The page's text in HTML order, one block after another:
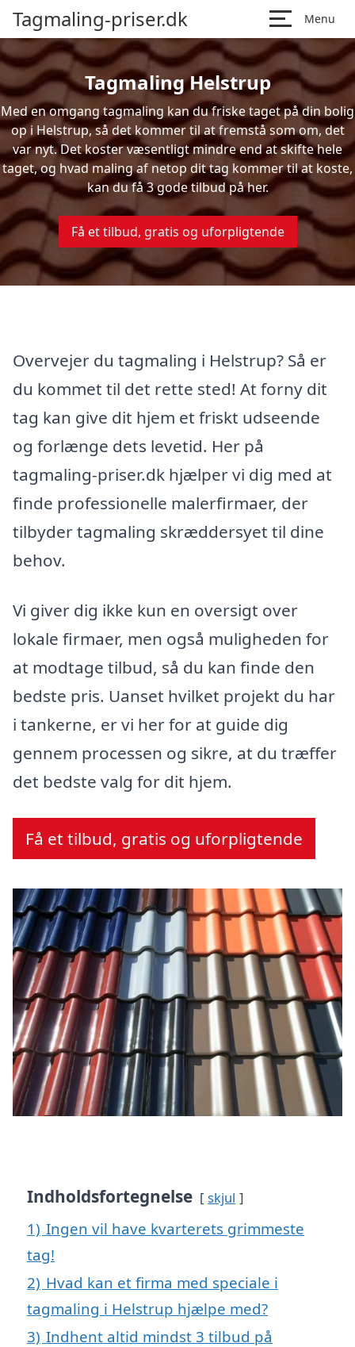
Tagmaling-priser.dk Menu
Tagmaling Helstrup
Med en omgang tagmaling kan du friske taget på din bolig
op i Helstrup, så det kommer til at fremstå som om, det
var nyt. Det koster væsentligt mindre end at skifte hele
taget, og hvad maling af netop dit tag kommer til at koste,
kan du få 3 gode tilbud på her.
Få et tilbud, gratis og uforpligtende
Overvejer du tagmaling i Helstrup? Så er
du kommet til det rette sted! At forny dit
tag kan give dit hjem et friskt udseende
og forlænge dets levetid. Her på
tagmaling-priser.dk hjælper vi dig med at
finde professionelle malerfirmaer, der
tilbyder tagmaling skræddersyet til dine
behov.
Vi giver dig ikke kun en oversigt over
lokale firmaer, men også muligheden for
at modtage tilbud, så du kan finde den
bedste pris. Uanset hvilket projekt du har
i tankerne, er vi her for at guide dig
gennem processen og sikre, at du træffer
det bedste valg for dit hjem.
Få et tilbud, gratis og uforpligtende
Indholdsfortegnelse skjul
1) Ingen vil have kvarterets grimmeste
tag!
2) Hvad kan et firma med speciale i
tagmaling i Helstrup hjælpe med?
3) Indhent altid mindst 3 tilbud på